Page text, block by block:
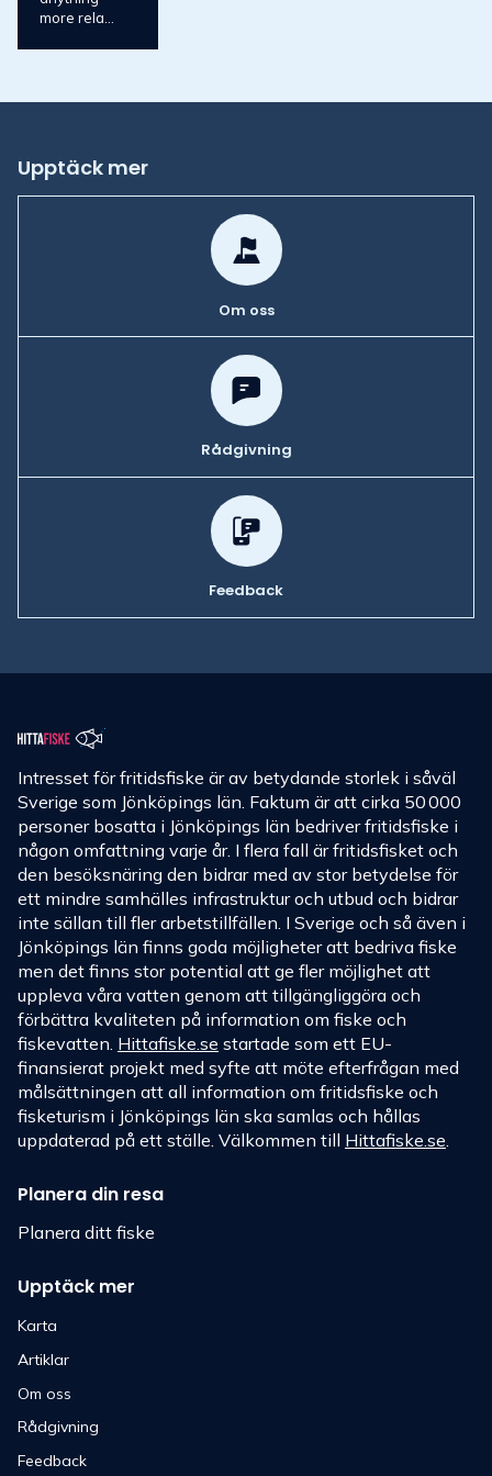
more rela...
Upptäck mer
Om oss
Rådgivning
Feedback
Intresset för fritidsfiske är av betydande storlek i såväl
Sverige som Jönköpings län. Faktum är att cirka 50 000
personer bosatta i Jönköpings län bedriver fritidsfiske i
någon omfattning varje år. I flera fall är fritidsfisket och
den besöksnäring den bidrar med av stor betydelse för
ett mindre samhälles infrastruktur och utbud och bidrar
inte sällan till fler arbetstillfällen. I Sverige och så även i
Jönköpings län finns goda möjligheter att bedriva fiske
men det finns stor potential att ge fler möjlighet att
uppleva våra vatten genom att tillgängliggöra och
förbättra kvaliteten på information om fiske och
fiskevatten. Hittafiske.se startade som ett EU-
finansierat projekt med syfte att möte efterfrågan med
målsättningen att all information om fritidsfiske och
fisketurism i Jönköpings län ska samlas och hållas
uppdaterad på ett ställe. Välkommen till Hittafiske.se.
Planera din resa
Planera ditt fiske
Upptäck mer
Karta
Artiklar
Om oss
Rådgivning
Feedback